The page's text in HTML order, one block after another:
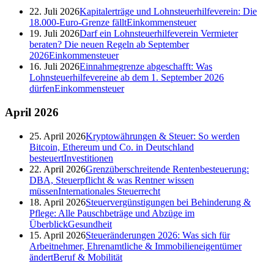
22. Juli 2026Kapitalerträge und Lohnsteuerhilfeverein: Die
18.000-Euro-Grenze fälltEinkommensteuer
19. Juli 2026Darf ein Lohnsteuerhilfeverein Vermieter
beraten? Die neuen Regeln ab September
2026Einkommensteuer
16. Juli 2026Einnahmegrenze abgeschafft: Was
Lohnsteuerhilfevereine ab dem 1. September 2026
dürfenEinkommensteuer
April 2026
25. April 2026Kryptowährungen & Steuer: So werden
Bitcoin, Ethereum und Co. in Deutschland
besteuertInvestitionen
22. April 2026Grenzüberschreitende Rentenbesteuerung:
DBA, Steuerpflicht & was Rentner wissen
müssenInternationales Steuerrecht
18. April 2026Steuervergünstigungen bei Behinderung &
Pflege: Alle Pauschbeträge und Abzüge im
ÜberblickGesundheit
15. April 2026Steueränderungen 2026: Was sich für
Arbeitnehmer, Ehrenamtliche & Immobilieneigentümer
ändertBeruf & Mobilität